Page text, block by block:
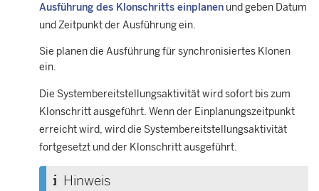
Ausführung des Klonschritts einplanen und geben Datum
und Zeitpunkt der Ausführung ein.
Sie planen die Ausführung für synchronisiertes Klonen
ein.
Die Systembereitstellungsaktivität wird sofort bis zum
Klonschritt ausgeführt. Wenn der Einplanungszeitpunkt
erreicht wird, wird die Systembereitstellungsaktivität
fortgesetzt und der Klonschritt ausgeführt.
Hinweis